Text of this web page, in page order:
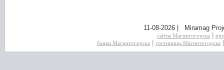
11-08-2026 | Miramag
сайты Магнитогорска
банки Магнитогорска
гостиницы Магнитогорска